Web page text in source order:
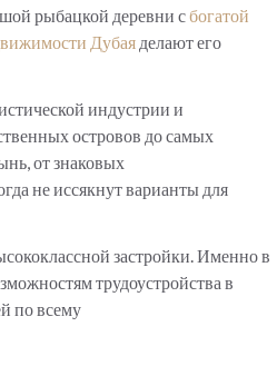
рыбацкой деревни сбогатой
Дубая делают его
индустрии и
островов до самых
от знаковых
не иссякнут варианты для
застройки. Именно в
трудоустройства в
по всему